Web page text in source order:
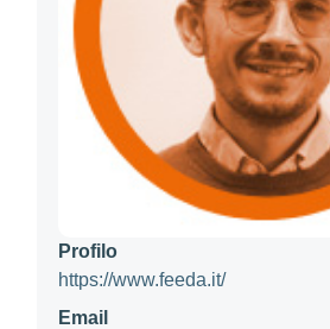
Profilo
https://www.feeda.it/
Email